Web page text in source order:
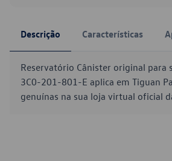
Descrição Características
Reservatório Cânister original para
3C0-201-801-E aplica em Tiguan
genuínas na sua loja virtual oficial